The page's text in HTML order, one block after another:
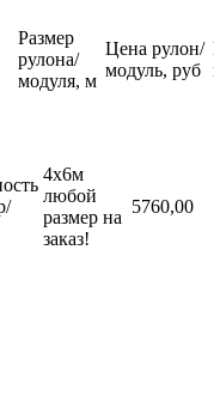
Размер
рулона/
модуля, м
Цена рулон/
модуль, руб
4х6м
любой
размер на
заказ!
5760,00